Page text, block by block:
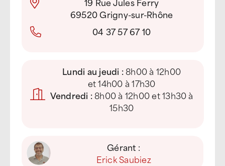
69520 Grigny-sur-Rhône
04 37 57 67 10
Lundi au jeudi :8h00 à 12h00
et 14h00 à 17h30
Vendredi :8h00 à 12h00 et 13h30 à
15h30
Gérant :
Erick Saubiez